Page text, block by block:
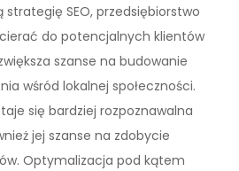
SEO, przedsiębiorstwo
do potencjalnych klientów
szanse na budowanie
wśród lokalnej społeczności.
się bardziej rozpoznawalna
jej szanse na zdobycie
Optymalizacja pod kątem